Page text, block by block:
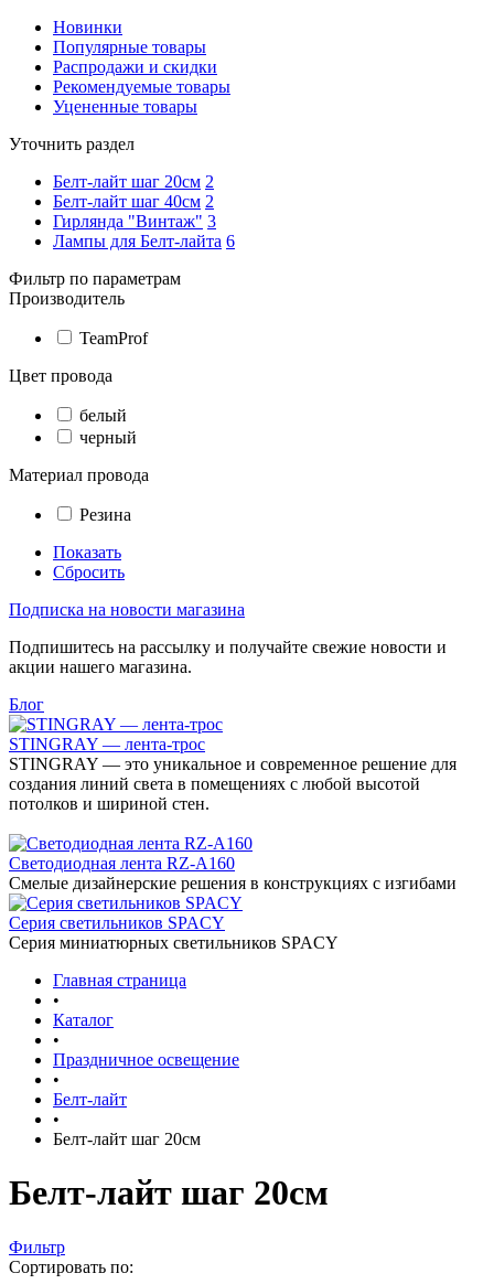
Новинки
Популярные товары
Распродажи и скидки
Рекомендуемые товары
Уцененные товары
Уточнить раздел
Белт-лайт шаг 20см 2
Белт-лайт шаг 40см 2
Гирлянда "Винтаж" 3
Лампы для Белт-лайта 6
Фильтр по параметрам
Производитель
TeamProf
Цвет провода
белый
черный
Материал провода
Резина
Показать
Сбросить
Подписка на новости магазина
Подпишитесь на рассылку и получайте свежие новости и
акции нашего магазина.
Блог
STINGRAY — лента-трос
STINGRAY — это уникальное и современное решение для
создания линий света в помещениях с любой высотой
потолков и шириной стен.
Светодиодная лента RZ-A160
Смелые дизайнерские решения в конструкциях с изгибами
Серия светильников SPACY
Серия миниатюрных светильников SPACY
Главная страница
•
Каталог
•
Праздничное освещение
•
Белт-лайт
•
Белт-лайт шаг 20см
Белт-лайт шаг 20см
Фильтр
Сортировать по: